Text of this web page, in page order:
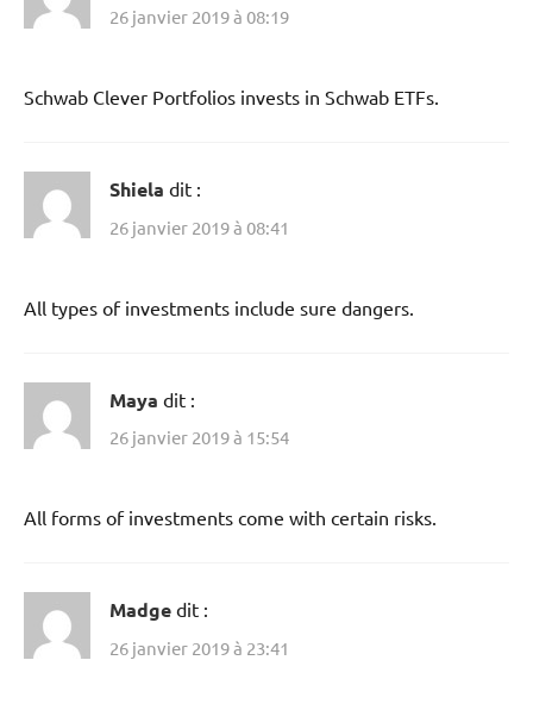
26 janvier 2019 à 08:19
Schwab Clever Portfolios invests in Schwab ETFs.
Shiela dit :
26 janvier 2019 à 08:41
All types of investments include sure dangers.
Maya dit :
26 janvier 2019 à 15:54
All forms of investments come with certain risks.
Madge dit :
26 janvier 2019 à 23:41